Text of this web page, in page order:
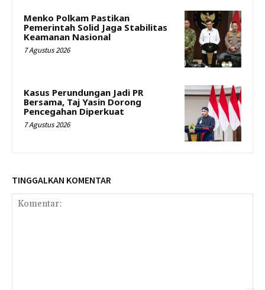
Menko Polkam Pastikan
Pemerintah Solid Jaga Stabilitas
Keamanan Nasional
7 Agustus 2026
Kasus Perundungan Jadi PR
Bersama, Taj Yasin Dorong
Pencegahan Diperkuat
7 Agustus 2026
TINGGALKAN KOMENTAR